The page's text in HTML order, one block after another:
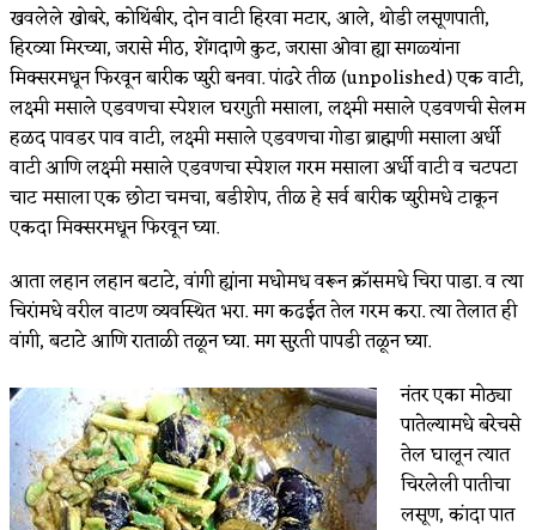
खवलेले खोबरे, कोथिंबीर, दोन वाटी हिरवा मटार, आले, थोडी लसूणपाती,
हिरव्या मिरच्या, जरासे मीठ, शेंगदाणे कुट, जरासा ओवा ह्या सगळ्यांना
मिक्सरमधून फिरवून बारीक प्युरी बनवा. पांढरे तीळ (unpolished) एक वाटी,
लक्ष्मी मसाले एडवणचा स्पेशल घरगुती मसाला, लक्ष्मी मसाले एडवणची सेलम
हळद पावडर पाव वाटी, लक्ष्मी मसाले एडवणचा गोडा ब्राह्मणी मसाला अर्धी
वाटी आणि लक्ष्मी मसाले एडवणचा स्पेशल गरम मसाला अर्धी वाटी व चटपटा
चाट मसाला एक छोटा चमचा, बडीशेप, तीळ हे सर्व बारीक प्युरीमधे टाकून
एकदा मिक्सरमधून फिरवून घ्या.
आता लहान लहान बटाटे, वांगी ह्यांना मधोमध वरून क्राॅसमधे चिरा पाडा. व त्या
चिरांमधे वरील वाटण व्यवस्थित भरा. मग कढईत तेल गरम करा. त्या तेलात ही
वांगी, बटाटे आणि राताळी तळून घ्या. मग सुरती पापडी तळून घ्या.
नंतर एका मोठ्या
पातेल्यामधे बरेचसे
तेल घालून त्यात
चिरलेली पातीचा
लसूण, कांदा पात